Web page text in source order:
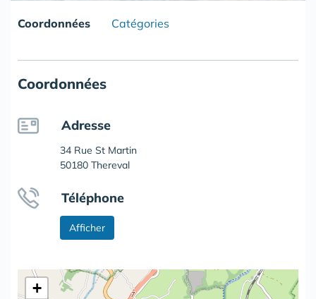
Coordonnées Catégories
Coordonnées
Adresse
34 Rue St Martin
50180 Thereval
Téléphone
Afficher
+